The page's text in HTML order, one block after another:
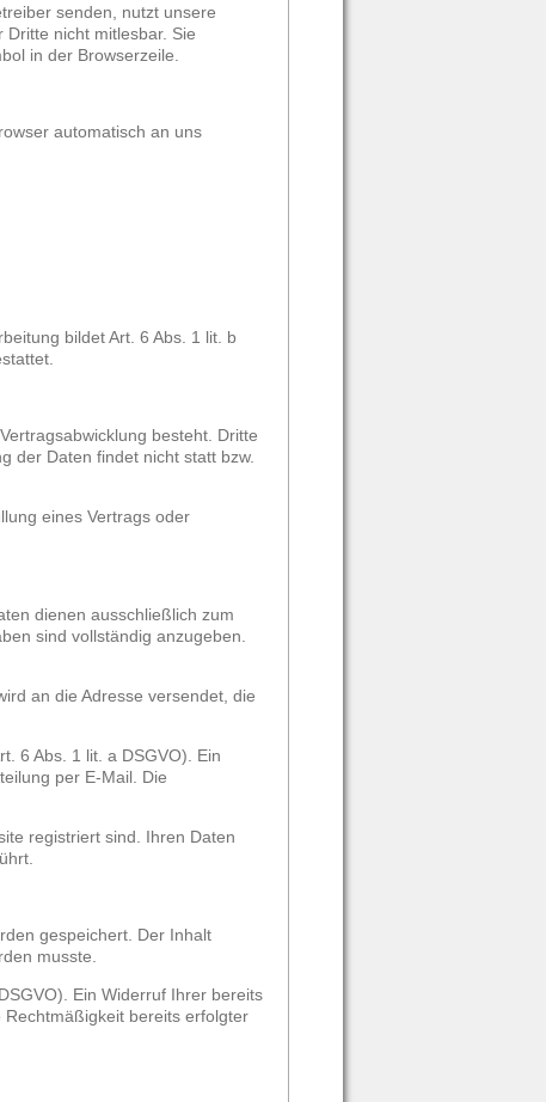
senden, nutzt unsere
nicht mitlesbar. Sie
in der Browserzeile.
automatisch an uns
bildet Art. 6 Abs. 1 lit. b
besteht. Dritte
der Daten findet nicht statt bzw.
eines Vertrags oder
dienen ausschließlich zum
sind vollständig anzugeben.
an die Adresse versendet, die
6 Abs. 1 lit. a DSGVO). Ein
per E-Mail. Die
registriert sind. Ihren Daten
gespeichert. Der Inhalt
musste.
Ein Widerruf Ihrer bereits
bereits erfolgter